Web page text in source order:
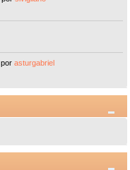
porasturgabriel